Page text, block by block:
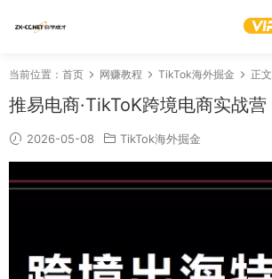
当前位置： 首页 网赚教程 TikTok海外掘金 正文
推易电商·TikToK跨境电商实战营
2026-05-08 TikTok海外掘金